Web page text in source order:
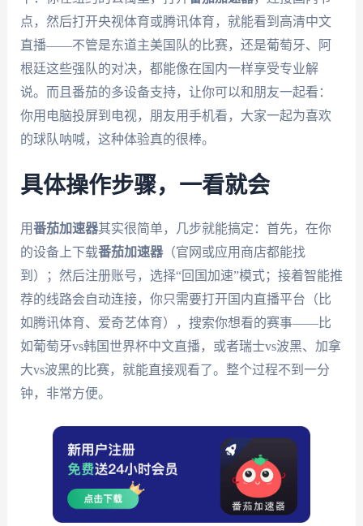
点，然后打开央视体育或腾讯体育，就能看到高清中文
直播——不管是东道主美国队的比赛，还是葡萄牙、阿
根廷这些强队的对决，都能像在国内一样享受专业解
说。而且番茄的多设备支持，让你可以和朋友一起看：
你用电脑投屏到电视，朋友用手机看，大家一起为喜欢
的球队呐喊，这种体验真的很棒。
具体操作步骤，一看就会
用番茄加速器其实很简单，几步就能搞定：首先，在你
的设备上下载番茄加速器（官网或应用商店都能找
到）；然后注册账号，选择“回国加速”模式；接着智能推
荐的线路会自动连接，你只需要打开国内直播平台（比
如腾讯体育、爱奇艺体育），搜索你想看的赛事——比
如葡萄牙vs韩国世界杯中文直播，或者瑞士vs波黑、加拿
大vs波黑的比赛，就能直接观看了。整个过程不到一分
钟，非常方便。